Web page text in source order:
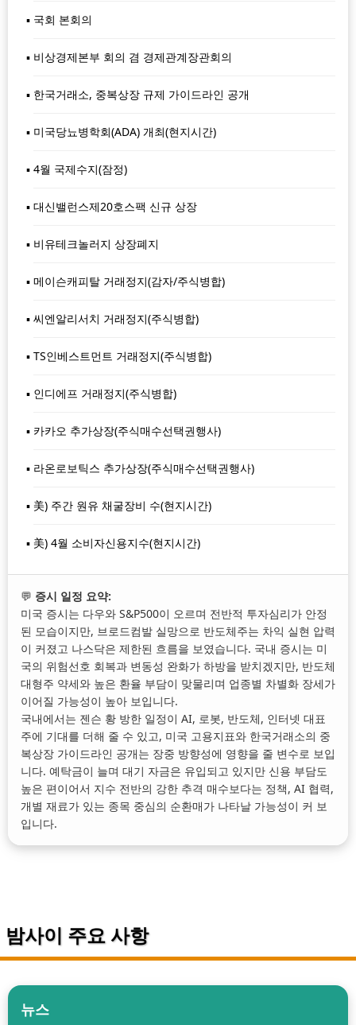
국회 본회의
비상경제본부 회의 겸 경제관계장관회의
한국거래소, 중복상장 규제 가이드라인 공개
미국당뇨병학회(ADA) 개최(현지시간)
4월 국제수지(잠정)
대신밸런스제20호스팩 신규 상장
비유테크놀러지 상장폐지
메이슨캐피탈 거래정지(감자/주식병합)
씨엔알리서치 거래정지(주식병합)
TS인베스트먼트 거래정지(주식병합)
인디에프 거래정지(주식병합)
카카오 추가상장(주식매수선택권행사)
라온로보틱스 추가상장(주식매수선택권행사)
美) 주간 원유 채굴장비 수(현지시간)
美) 4월 소비자신용지수(현지시간)
💬 증시 일정 요약:
미국 증시는 다우와 S&P500이 오르며 전반적 투자심리가 안정
된 모습이지만, 브로드컴발 실망으로 반도체주는 차익 실현 압력
이 커졌고 나스닥은 제한된 흐름을 보였습니다. 국내 증시는 미
국의 위험선호 회복과 변동성 완화가 하방을 받치겠지만, 반도체
대형주 약세와 높은 환율 부담이 맞물리며 업종별 차별화 장세가
이어질 가능성이 높아 보입니다.
국내에서는 젠슨 황 방한 일정이 AI, 로봇, 반도체, 인터넷 대표
주에 기대를 더해 줄 수 있고, 미국 고용지표와 한국거래소의 중
복상장 가이드라인 공개는 장중 방향성에 영향을 줄 변수로 보입
니다. 예탁금이 늘며 대기 자금은 유입되고 있지만 신용 부담도
높은 편이어서 지수 전반의 강한 추격 매수보다는 정책, AI 협력,
개별 재료가 있는 종목 중심의 순환매가 나타날 가능성이 커 보
입니다.
밤사이 주요 사항
뉴스